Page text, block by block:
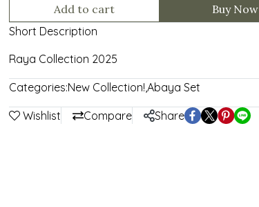
Add to cart
Buy Now
Short Description
Raya Collection 2025
Categories:New Collection!,Abaya Set
Wishlist Compare Share